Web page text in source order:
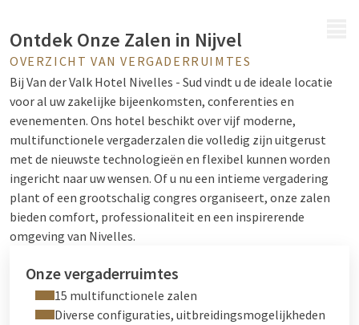
Ontdek Onze Zalen in Nijvel
OVERZICHT VAN VERGADERRUIMTES
Bij Van der Valk Hotel Nivelles - Sud vindt u de ideale locatie
voor al uw zakelijke bijeenkomsten, conferenties en
evenementen. Ons hotel beschikt over vijf moderne,
multifunctionele vergaderzalen die volledig zijn uitgerust
met de nieuwste technologieën en flexibel kunnen worden
ingericht naar uw wensen. Of u nu een intieme vergadering
plant of een grootschalig congres organiseert, onze zalen
bieden comfort, professionaliteit en een inspirerende
omgeving van Nivelles.
Onze vergaderruimtes
15 multifunctionele zalen
Diverse configuraties, uitbreidingsmogelijkheden